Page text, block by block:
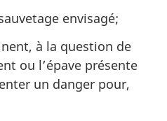
envisagé;
à la question de
ou l’épave présente
un danger pour,